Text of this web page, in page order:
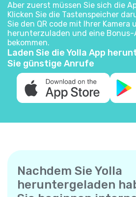
Laden Sie die Yolla App
Sie günstige Anrufe
Aber zuerst müssen Sie sich die
Klicken Sie die Tastenspeicher
Sie den QR code mit Ihrer Kamera
herunterzuladen und eine
bekommen.
Nachdem Sie Yolla
heruntergeladen